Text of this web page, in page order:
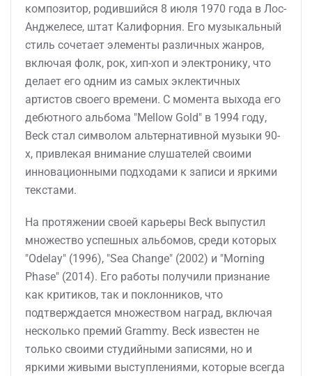
композитор, родившийся 8 июля 1970 года в Лос-
Анджелесе, штат Калифорния. Его музыкальный
стиль сочетает элементы различных жанров,
включая фолк, рок, хип-хоп и электронику, что
делает его одним из самых эклектичных
артистов своего времени. С момента выхода его
дебютного альбома "Mellow Gold" в 1994 году,
Beck стал символом альтернативной музыки 90-
х, привлекая внимание слушателей своими
инновационными подходами к записи и яркими
текстами.
На протяжении своей карьеры Beck выпустил
множество успешных альбомов, среди которых
"Odelay" (1996), "Sea Change" (2002) и "Morning
Phase" (2014). Его работы получили признание
как критиков, так и поклонников, что
подтверждается множеством наград, включая
несколько премий Grammy. Beck известен не
только своими студийными записями, но и
яркими живыми выступлениями, которые всегда